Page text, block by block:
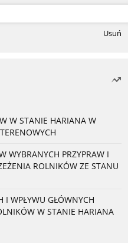
Usuń
W STANIE HARIANA W
WYBRANYCH PRZYPRAW I
ROLNIKÓW ZE STANU
I WPŁYWU GŁÓWNYCH
W STANIE HARIANA